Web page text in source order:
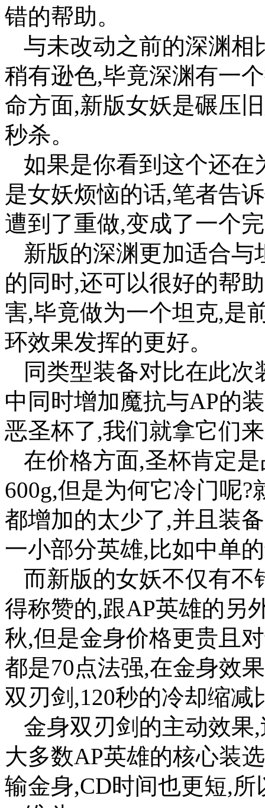
错的帮助。
与未改动之前的深渊相
稍有逊色,毕竟深渊有一
命方面,新版女妖是碾压
秒杀。
如果是你看到这个还在
是女妖烦恼的话,笔者告
遭到了重做,变成了一个
新版的深渊更加适合
的同时,还可以很好的帮
害,毕竟做为一个坦克,是
环效果发挥的更好。
同类型装备对比在此
中同时增加魔抗与AP的
恶圣杯了,我们就拿它们
在价格方面,圣杯肯定
600g,但是为何它冷门呢
都增加的太少了,并且装
一小部分英雄,比如中单
而新版的女妖不仅有不
得称赞的,跟AP英雄的另
秋,但是金身价格更贵且
都是70点法强,在金身效
双刃剑,120秒的冷却缩
金身双刃剑的主动效果
大多数AP英雄的核心装
输金身,CD时间也更短,